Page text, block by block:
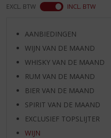
EXCL. BTW INCL. BTW
AANBIEDINGEN
WIJN VAN DE MAAND
WHISKY VAN DE MAAND
RUM VAN DE MAAND
BIER VAN DE MAAND
SPIRIT VAN DE MAAND
EXCLUSIEF TOPSLIJTER
WIJN